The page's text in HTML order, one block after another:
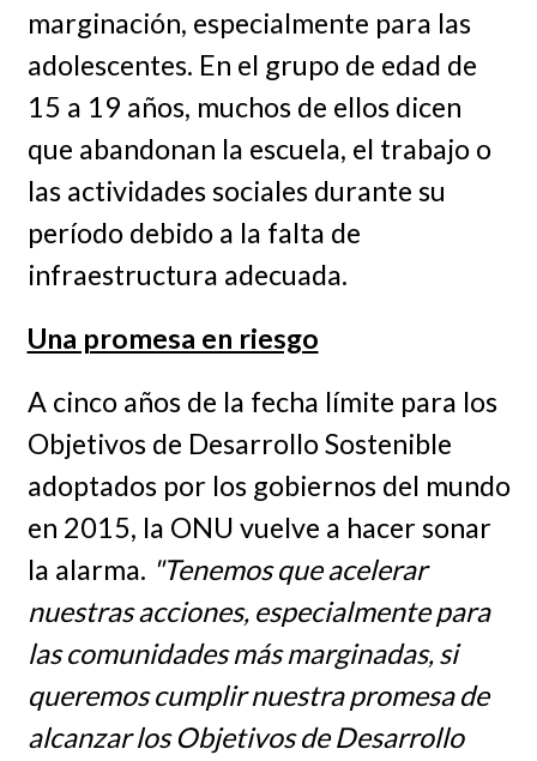
marginación, especialmente para las
adolescentes. En el grupo de edad de
15 a 19 años, muchos de ellos dicen
que abandonan la escuela, el trabajo o
las actividades sociales durante su
período debido a la falta de
infraestructura adecuada.
Una promesa en riesgo
A cinco años de la fecha límite para los
Objetivos de Desarrollo Sostenible
adoptados por los gobiernos del mundo
en 2015, la ONU vuelve a hacer sonar
la alarma. "Tenemos que acelerar
nuestras acciones, especialmente para
las comunidades más marginadas, si
queremos cumplir nuestra promesa de
alcanzar los Objetivos de Desarrollo